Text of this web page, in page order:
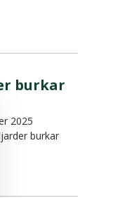
burkar
2025
burkar